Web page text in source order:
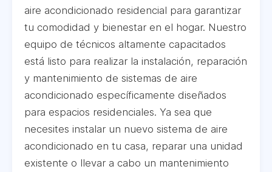
aire acondicionado residencial para garantizar
tu comodidad y bienestar en el hogar. Nuestro
equipo de técnicos altamente capacitados
está listo para realizar la instalación, reparación
y mantenimiento de sistemas de aire
acondicionado específicamente diseñados
para espacios residenciales. Ya sea que
necesites instalar un nuevo sistema de aire
acondicionado en tu casa, reparar una unidad
existente o llevar a cabo un mantenimiento